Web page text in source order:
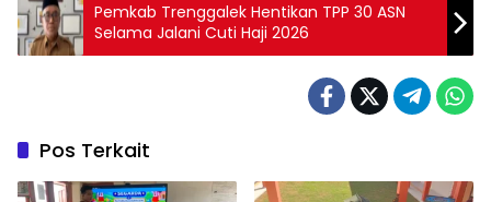
Pemkab Trenggalek Hentikan TPP 30 ASN
Selama Jalani Cuti Haji 2026
Pos Terkait